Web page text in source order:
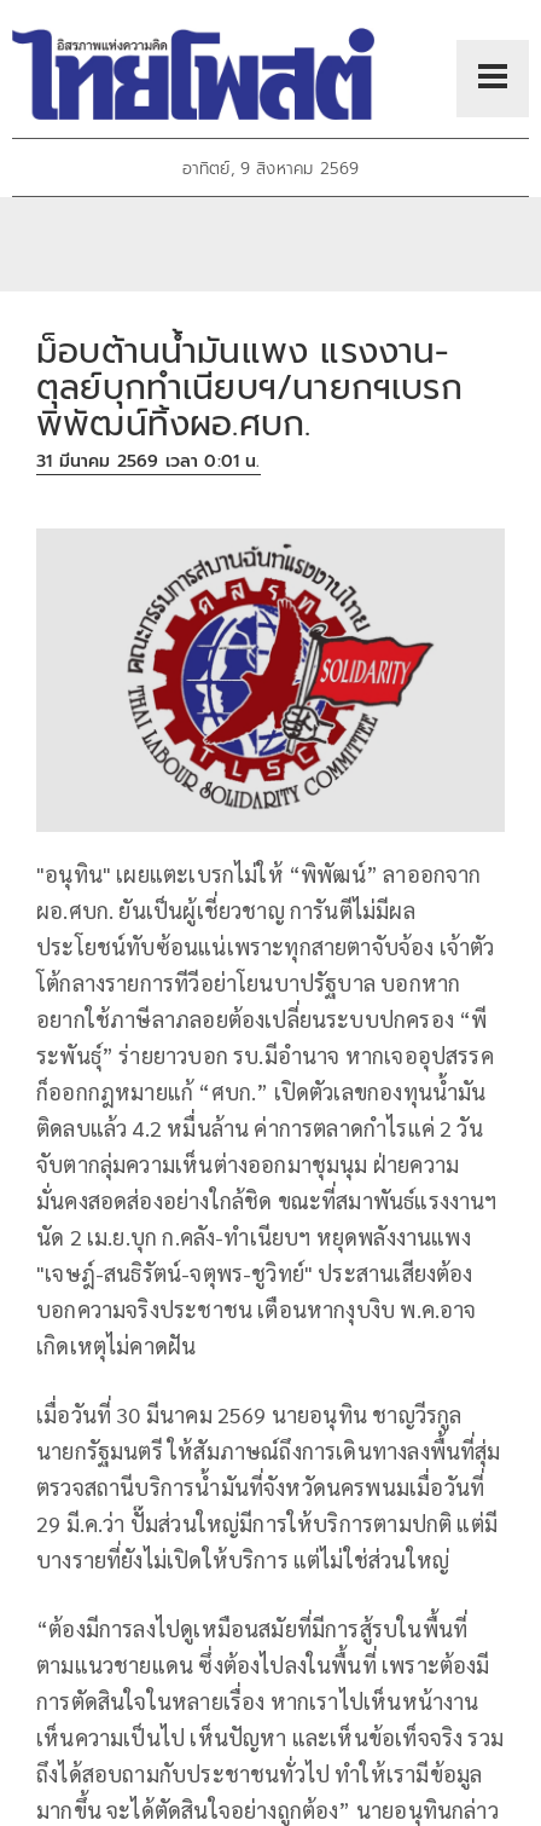
อาทิตย์, 9 สิงหาคม 2569
ม็อบต้านน้ำมันแพง แรงงาน-
ตุลย์บุกทำเนียบฯ/นายกฯเบรก
พิพัฒน์ทิ้งผอ.ศบก.
31 มีนาคม 2569 เวลา 0:01 น.
"อนุทิน" เผยแตะเบรกไม่ให้ “พิพัฒน์” ลาออกจาก
ผอ.ศบก. ยันเป็นผู้เชี่ยวชาญ การันตีไม่มีผล
ประโยชน์ทับซ้อนแน่เพราะทุกสายตาจับจ้อง เจ้าตัว
โต้กลางรายการทีวีอย่าโยนบาปรัฐบาล บอกหาก
อยากใช้ภาษีลาภลอยต้องเปลี่ยนระบบปกครอง “พี
ระพันธุ์” ร่ายยาวบอก รบ.มีอำนาจ หากเจออุปสรรค
ก็ออกกฎหมายแก้ “ศบก.” เปิดตัวเลขกองทุนน้ำมัน
ติดลบแล้ว 4.2 หมื่นล้าน ค่าการตลาดกำไรแค่ 2 วัน
จับตากลุ่มความเห็นต่างออกมาชุมนุม ฝ่ายความ
มั่นคงสอดส่องอย่างใกล้ชิด ขณะที่สมาพันธ์แรงงานฯ
นัด 2 เม.ย.บุก ก.คลัง-ทำเนียบฯ หยุดพลังงานแพง
"เจษฎ์-สนธิรัตน์-จตุพร-ชูวิทย์" ประสานเสียงต้อง
บอกความจริงประชาชน เตือนหากงุบงิบ พ.ค.อาจ
เกิดเหตุไม่คาดฝัน
เมื่อวันที่ 30 มีนาคม 2569 นายอนุทิน ชาญวีรกูล
นายกรัฐมนตรี ให้สัมภาษณ์ถึงการเดินทางลงพื้นที่สุ่ม
ตรวจสถานีบริการน้ำมันที่จังหวัดนครพนมเมื่อวันที่
29 มี.ค.ว่า ปั๊มส่วนใหญ่มีการให้บริการตามปกติ แต่มี
บางรายที่ยังไม่เปิดให้บริการ แต่ไม่ใช่ส่วนใหญ่
“ต้องมีการลงไปดูเหมือนสมัยที่มีการสู้รบในพื้นที่
ตามแนวชายแดน ซึ่งต้องไปลงในพื้นที่ เพราะต้องมี
การตัดสินใจในหลายเรื่อง หากเราไปเห็นหน้างาน
เห็นความเป็นไป เห็นปัญหา และเห็นข้อเท็จจริง รวม
ถึงได้สอบถามกับประชาชนทั่วไป ทำให้เรามีข้อมูล
มากขึ้น จะได้ตัดสินใจอย่างถูกต้อง” นายอนุทินกล่าว